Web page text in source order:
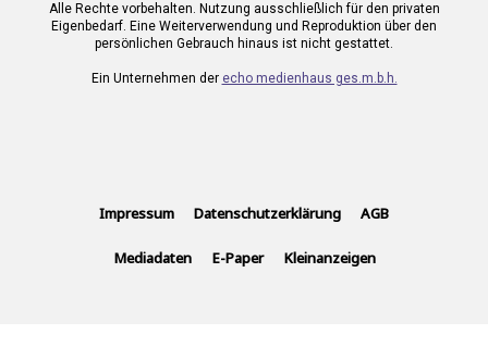
Alle Rechte vorbehalten. Nutzung ausschließlich für den privaten
Eigenbedarf. Eine Weiterverwendung und Reproduktion über den
persönlichen Gebrauch hinaus ist nicht gestattet.
Ein Unternehmen der echo medienhaus ges.m.b.h.
Impressum Datenschutzerklärung AGB
Mediadaten E-Paper Kleinanzeigen